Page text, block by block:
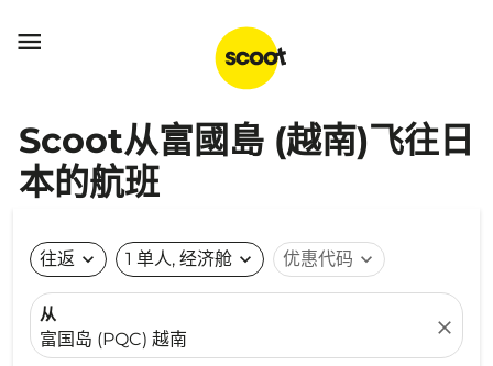

Scoot从富國島 (越南)飞往日
本的航班
往返 expand_more 1 单人, 经济舱 expand_more 优惠代码 expand_more
从
富国岛 (PQC) 越南
close